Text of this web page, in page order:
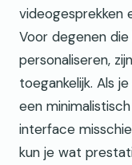
videogesprekken
Voor degenen
personaliseren,
toegankelijk. Als
een
interface
kun je wat